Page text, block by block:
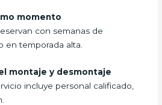
momento
con semanas de
en temporada alta.
montaje y desmontaje
incluye personal calificado,